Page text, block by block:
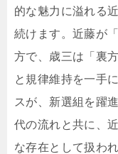
的な魅力に溢れる
続けます。近藤が
方で、歳三は「裏
と規律維持を一手
スが、新選組を躍
代の流れと共に、
な存在として扱わ